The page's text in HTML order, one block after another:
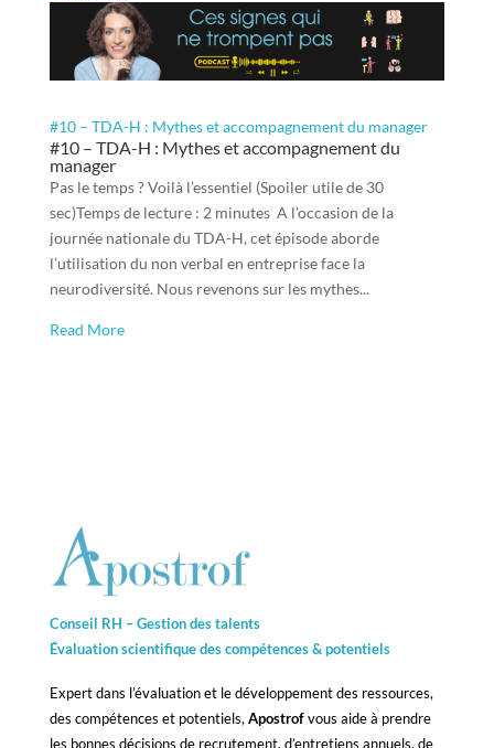
#10 – TDA-H : Mythes et accompagnement du manager
#10 – TDA-H : Mythes et accompagnement du
manager
Pas le temps ? Voilà l’essentiel (Spoiler utile de 30
sec)Temps de lecture : 2 minutes A l’occasion de la
journée nationale du TDA-H, cet épisode aborde
l’utilisation du non verbal en entreprise face la
neurodiversité. Nous revenons sur les mythes...
Read More
Conseil RH – Gestion des talents
Évaluation scientifique des compétences &potentiels
Expert dans l’évaluation et le développement des ressources,
des compétences et potentiels, Apostrofvous aide à prendre
les bonnes décisions de recrutement, d’entretiens annuels, de